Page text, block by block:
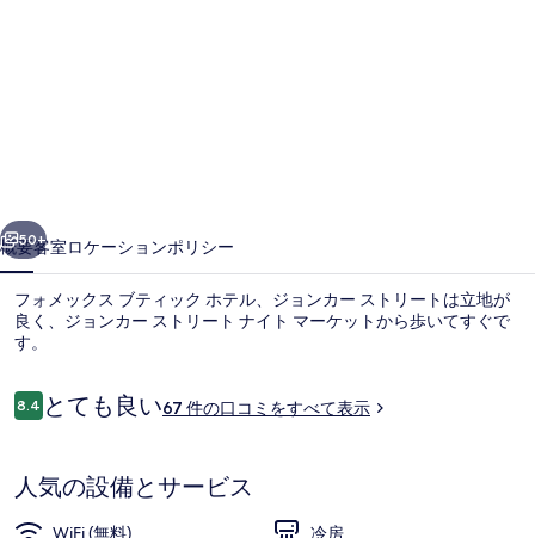
テ
ィ
ッ
ク
ホ
テ
ジ
50+
概要客室ロケーションポリシー
フォメックス ブティック ホテル、ジョンカー ストリートは立地が
良く、ジョンカー ストリート ナイト マーケットから歩いてすぐで
す。
口
コ
8.410段階中8.4
とても良い67 件の口コミをすべて表示
人気の設備とサービス
WiFi (無料)
冷房